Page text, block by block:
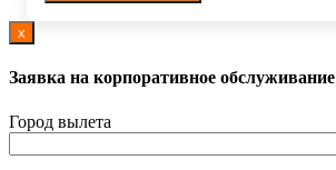
x
Заявка на корпоративное обслуживание
Город вылета